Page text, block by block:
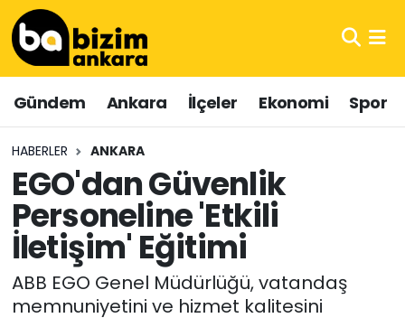
Gündem Ankara İlçeler Ekonomi Spor
HABERLER ANKARA
EGO'dan Güvenlik
Personeline 'Etkili
İletişim' Eğitimi
ABB EGO Genel Müdürlüğü, vatandaş
memnuniyetini ve hizmet kalitesini
Hava Durumu
Trafik Durumu
Süper Lig Puan Durumu ve Fikstür
Tüm Manşetler
Son Dakika Haberleri
Haber Arşivi